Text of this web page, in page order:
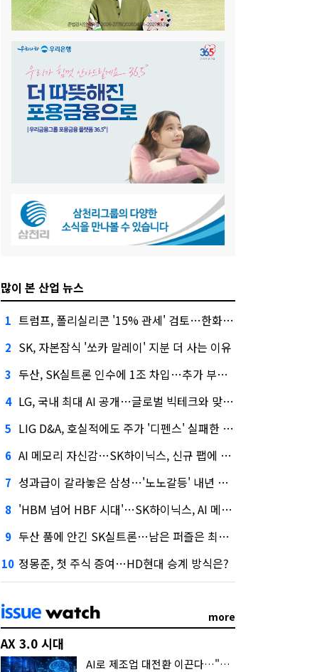
많이 본 산업 뉴스
1 트럼프, 폴리실리콘 '15% 관세' 검토…한화큐셀·OCI 영향은?
2 SK, 자본잠식 '쏘카 말레이' 지분 더 사는 이유
3 두산, SK실트론 인수에 1조 차입…추가 부담은?
4 LG, 국내 최대 AI 공개…글로벌 빅테크와 맞붙는다
5 LIG D&A, 호실적에도 주가 '디펜스' 실패한 이유
6 AI 메모리 자신감…SK하이닉스, 신규 팹에 54조 투자
7 성과급이 갈라놓은 삼성…'노노갈등' 내년 교섭 판 흔들까
8 'HBM 넘어 HBF 시대'…SK하이닉스, AI 메모리 표준 선점 나섰다
9 두산 품에 안긴 SK실트론…남은 퍼즐은 최태원 지분 29.4%
10 정몽준, 첫 주식 증여…HD현대 승계 방식은?
more
AX 3.0 시대
AI로 제조업 대전환 이끈다…"2030년까지 민관합동 20조 투자"